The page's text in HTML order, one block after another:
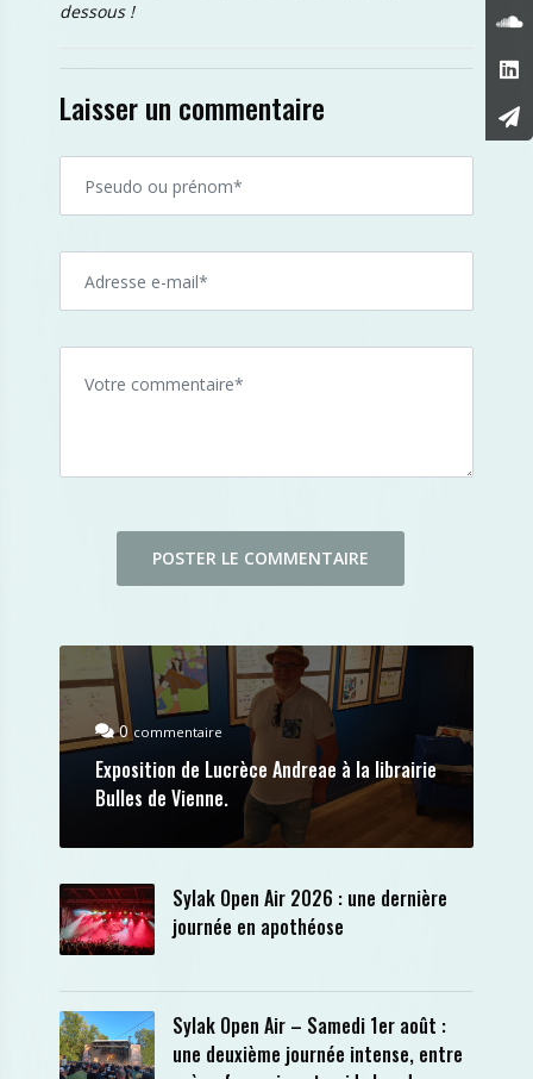
dessous !
Laisser un commentaire
0commentaire
Exposition de Lucrèce Andreae à la librairie
Bulles de Vienne.
Sylak Open Air 2026 : une dernière
journée en apothéose
Sylak Open Air – Samedi 1er août :
une deuxième journée intense, entre